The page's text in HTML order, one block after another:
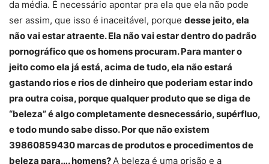
da média. É necessário apontar pra ela que ela não pode
ser assim, que isso é inaceitável, porque desse jeito, ela
não vai estar atraente. Ela não vai estar dentro do padrão
pornográfico que os homens procuram. Para manter o
jeito como ela já está, acima de tudo, ela não estará
gastando rios e rios de dinheiro que poderiam estar indo
pra outra coisa, porque qualquer produto que se diga de
“beleza” é algo completamente desnecessário, supérfluo,
e todo mundo sabe disso. Por que não existem
39860859430 marcas de produtos e procedimentos de
beleza para…. homens?A beleza é uma prisão e a